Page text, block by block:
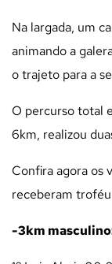
Na largada, um
animando a
o trajeto para a
O percurso total
6km, realizou
Confira agora os
receberam
-3km